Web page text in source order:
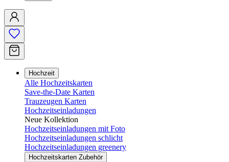
Hochzeit
Alle Hochzeitskarten
Save-the-Date Karten
Trauzeugen Karten
Hochzeitseinladungen
Neue Kollektion
Hochzeitseinladungen mit Foto
Hochzeitseinladungen schlicht
Hochzeitseinladungen greenery
Hochzeitskarten Zubehör